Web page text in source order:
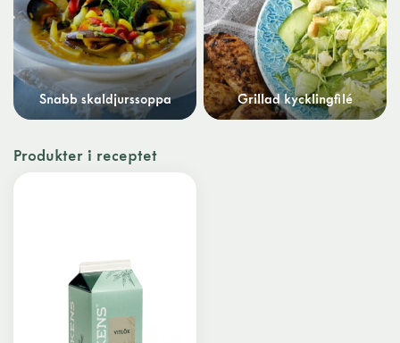
Snabb skaldjurssoppa Grillad kycklingfilé
Produkter i receptet